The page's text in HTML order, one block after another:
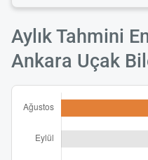
Aylık Tahmini
Ankara Uçak